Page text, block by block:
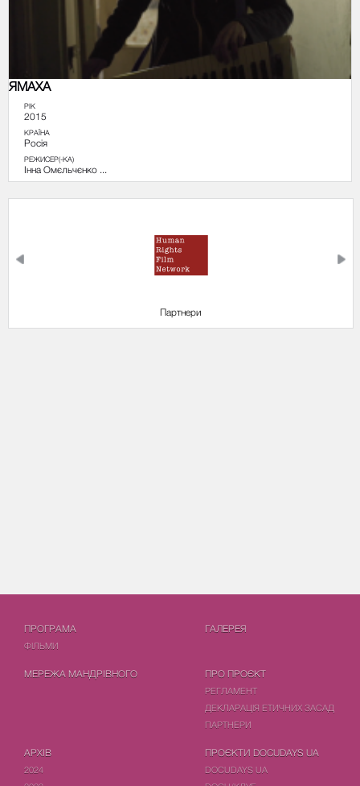
ЯМАХА
РІК
2015
КРАЇНА
Росія
РЕЖИСЕР(-КА)
Інна Омєльчєнко ...
Організатор
ПРОГРАМА
ФIЛЬМИ
ГАЛЕРЕЯ
МЕРЕЖА МАНДРІВНОГО ПРО ПРОЄКТ
РЕГЛАМЕНТ
ДЕКЛАРАЦІЯ ЕТИЧНИХ ЗАСАД
ПАРТНЕРИ
АРХІВ
2024
ПРОЄКТИ DOCUDAYS UA
DOCUDAYS UA